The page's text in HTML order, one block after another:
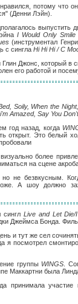
потому что он
(Денни Лэйн).
I Would Only Smile
(инструментал
с сингла Hi Hi Hi / С
Джонс, который в
его работой и
Soily, When the
Amazed, Say You
год назад, когда
открыт. Это белый
более
на сцене
не безвкусным.
А шоу должно
Live and Let Die/
Джеймса Бонда.
и тут же сел
я посмотрел
группы WINGS .
Маккартни была
принимала